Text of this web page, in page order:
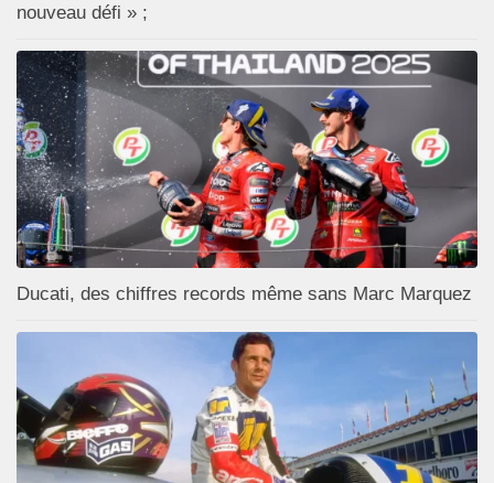
nouveau défi » ;
Ducati, des chiffres records même sans Marc Marquez